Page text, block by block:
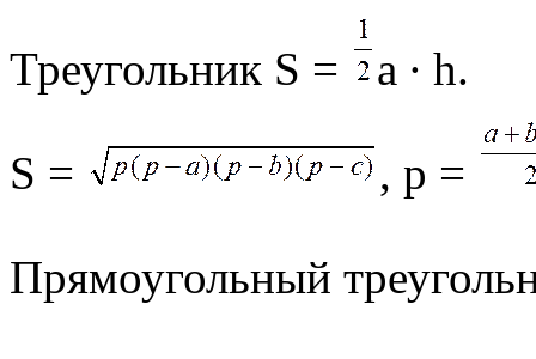
Треугольник S = a ∙ h.
S = , p =
Прямоугольный